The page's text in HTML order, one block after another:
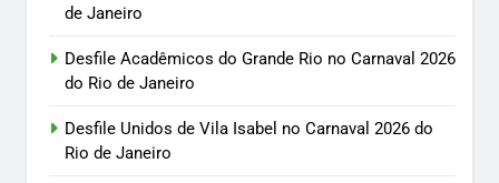
de Janeiro
Desfile Acadêmicos do Grande Rio no Carnaval 2026
do Rio de Janeiro
Desfile Unidos de Vila Isabel no Carnaval 2026 do
Rio de Janeiro